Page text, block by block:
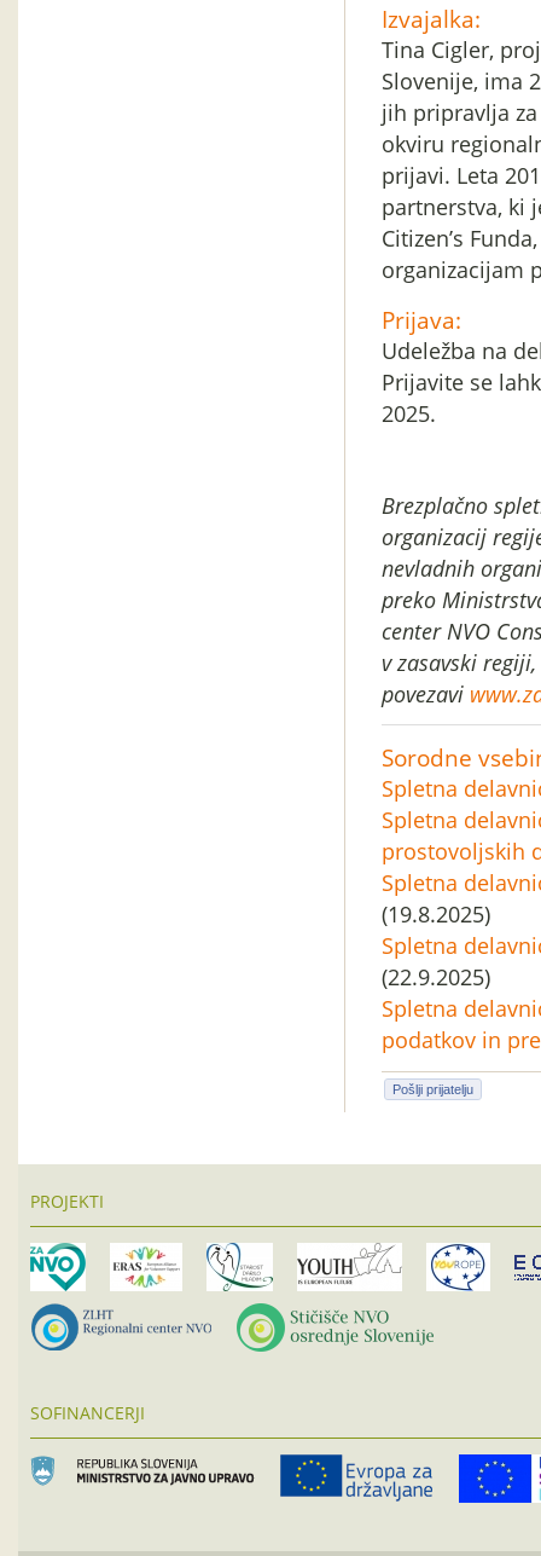
Izvajalka:
Tina Cigler,
Slovenije, ima
jih pripravlja
okviru
prijavi. Leta
partnerstva, ki
Citizen’s
organizacijam
Prijava:
Udeležba na
Prijavite se
2025.
Brezplačno
organizacij
nevladnih
preko
center NVO
v zasavski
povezavi
Sorodne
Spletna
Spletna
prostovoljskih
Spletna
(19.8.2025)
Spletna
(22.9.2025)
Spletna
podatkov in
Pošlji prijatelju
PROJEKTI
SOFINANCERJI